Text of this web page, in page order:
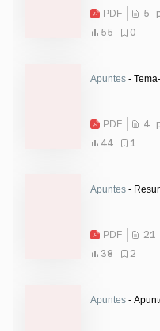
PDF
5
55
0
Apuntes -
PDF
4
44
1
Apuntes -
PDF
21
38
2
Apuntes -